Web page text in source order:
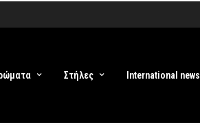
Στήλες International news